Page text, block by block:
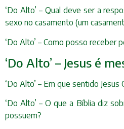
‘Do Alto’ – Qual deve ser a
sexo no casamento (um
‘Do Alto’ – Como posso receber
‘Do Alto’ – Jesus é
‘Do Alto’ – Em que sentido
‘Do Alto’ – O que a Bíblia diz
possuem?